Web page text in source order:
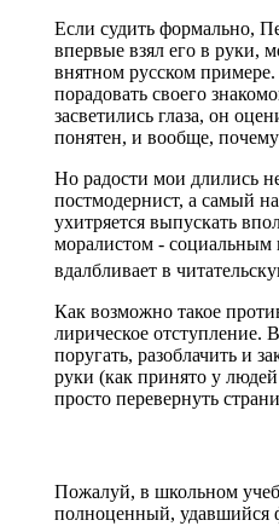
Если судить формально,
впервые взял его в руки,
внятном русском
порадовать своего
засветились глаза, он
понятен, и вообще, почему
Но радости мои длились
постмодернист, а самый
ухитряется выпускать
моралистом - социальным
вдалбливает в
Как возможно такое
лирическое отступление.
поругать, разоблачить и
руки (как принято у
просто перевернуть
Пожалуй, в школьном
полноценный, удавшийся